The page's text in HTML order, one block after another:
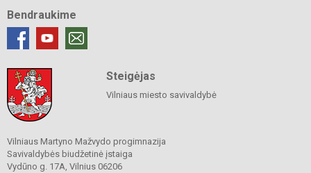
Bendraukime
Steigėjas
Vilniaus miesto savivaldybė
Vilniaus Martyno Mažvydo progimnazija
Savivaldybės biudžetinė įstaiga
Vydūno g. 17A, Vilnius 06206